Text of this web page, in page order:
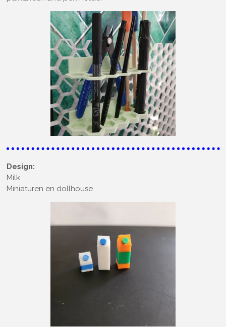
Design:
Milk
Miniaturen en dollhouse